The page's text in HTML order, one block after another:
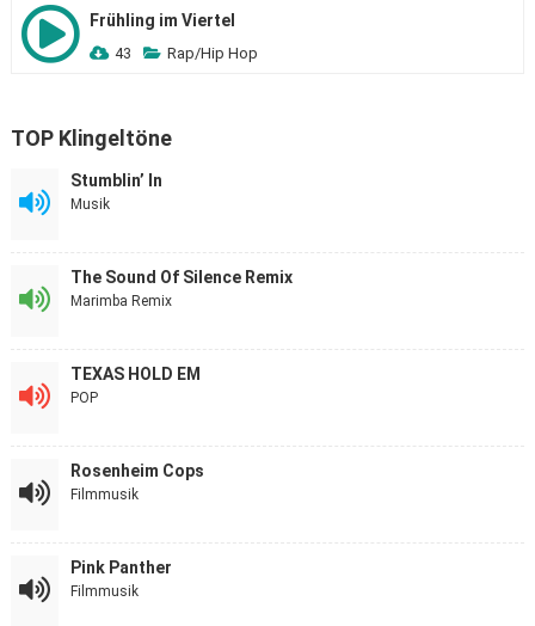
Frühling im Viertel
43 Rap/Hip Hop
TOP Klingeltöne
Stumblin’ In
Musik
The Sound Of Silence Remix
Marimba Remix
TEXAS HOLD EM
POP
Rosenheim Cops
Filmmusik
Pink Panther
Filmmusik